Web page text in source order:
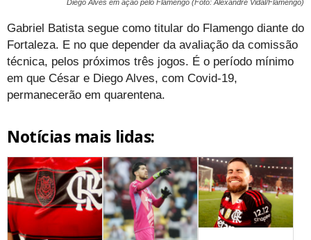
Diego Alves em ação pelo Flamengo (Foto: Alexandre Vidal/Flamengo)
Gabriel Batista segue como titular do Flamengo diante do
Fortaleza. E no que depender da avaliação da comissão
técnica, pelos próximos três jogos. É o período mínimo
em que César e Diego Alves, com Covid-19,
permanecerão em quarentena.
Notícias mais lidas: